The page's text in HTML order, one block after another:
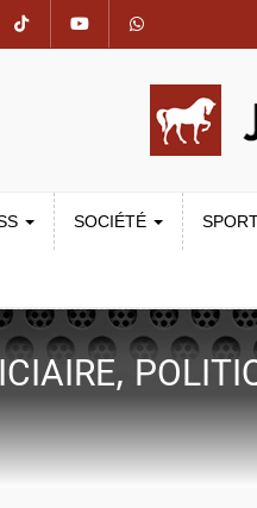
SOCIÉTÉ
,